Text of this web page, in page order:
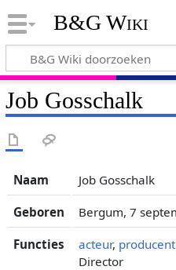
B&G Wiki
Job Gosschalk
Naam Job Gosschalk
Geboren Bergum, 7
Functies acteur, producent
Director